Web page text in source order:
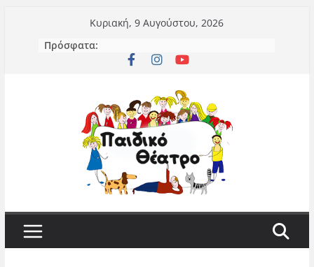
περιεχόμενο
Κυριακή, 9 Αυγούστου, 2026
Πρόσφατα: